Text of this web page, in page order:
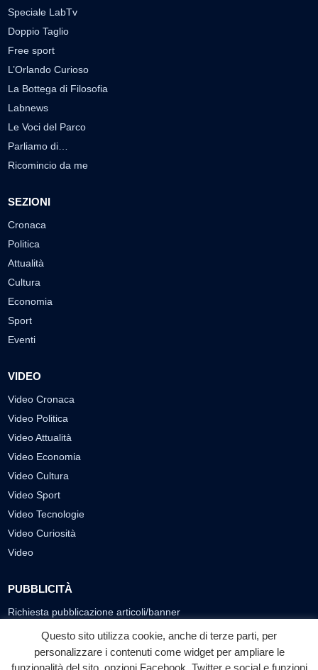
Speciale LabTv
Doppio Taglio
Free sport
L’Orlando Curioso
La Bottega di Filosofia
Labnews
Le Voci del Parco
Parliamo di…
Ricomincio da me
SEZIONI
Cronaca
Politica
Attualità
Cultura
Economia
Sport
Eventi
VIDEO
Video Cronaca
Video Politica
Video Attualità
Video Economia
Video Cultura
Video Sport
Video Tecnologie
Video Curiosità
Video
PUBBLICITÀ
Richiesta pubblicazione articoli/banner
SEGUICI SUI SOCIAL
Questo sito utilizza cookie, anche di terze parti, per
personalizzare i contenuti come widget per ampliare le